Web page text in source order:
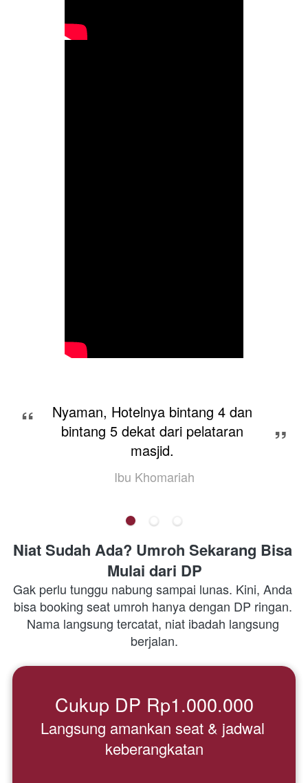
“
Nyaman, Hotelnya bintang 4 dan
bintang 5 dekat dari pelataran
masjid.
”
Ibu Khomariah
Niat Sudah Ada? Umroh Sekarang Bisa
Mulai dari DP
Gak perlu tunggu nabung sampai lunas. Kini, Anda
bisa booking seat umroh hanya dengan DP ringan.
Nama langsung tercatat, niat ibadah langsung
berjalan.
Cukup DP Rp1.000.000
Langsung amankan seat & jadwal
keberangkatan